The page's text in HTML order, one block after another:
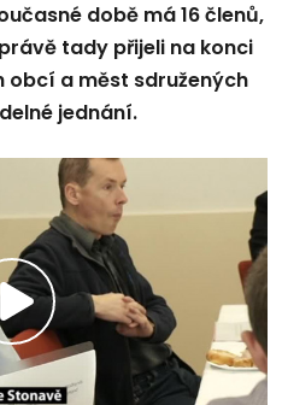
době má 16 členů,
tady přijeli na konci
a měst sdružených
jednání.
Přehrát
video